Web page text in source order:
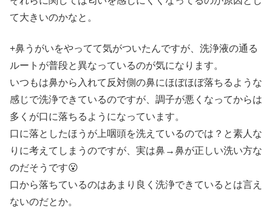
て大きいのかなと。
+鼻うがいをやってて気がついたんですが、洗浄液の通る
ルートが普段と異なっているのが気になります。
いつもは鼻から入れて反対側の鼻にほぼほぼ落ちるような
感じで洗浄できているのですが、調子が悪くなってからは
多くが口に落ちるようになっています。
口に落としたほうが上咽頭を洗えているのでは？と素人な
りに考えてしまうのですが、実は鼻→鼻が正しい洗い方な
のだそうです😮
口から落ちているのはあまり良く洗浄できているとは言え
ないのだとか。